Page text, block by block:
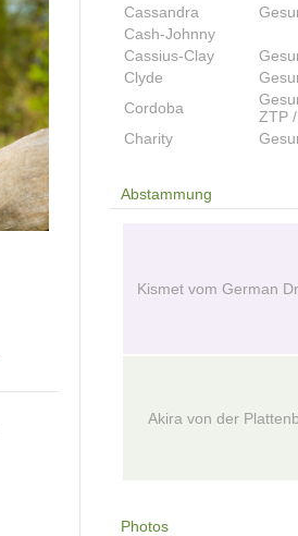
Cassandra
Cash-Johnny
Cassius-Clay
Clyde
Cordoba
ZTP
Charity
Abstammung
Kismet vom German
Akira von der
Photos